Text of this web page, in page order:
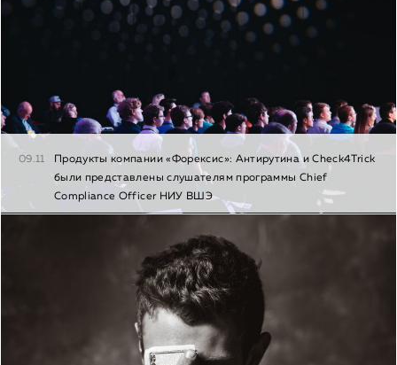
09.11
Продукты компании «Форексис»: Антирутина и Check4Trick
были представлены слушателям программы Chief
Сompliance Officer НИУ ВШЭ